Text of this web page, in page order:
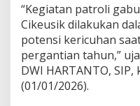
“Kegiatan patroli
Cikeusik dilakukan
potensi kericuhan
pergantian tahun,”
DWI HARTANTO,
(01/01/2026).